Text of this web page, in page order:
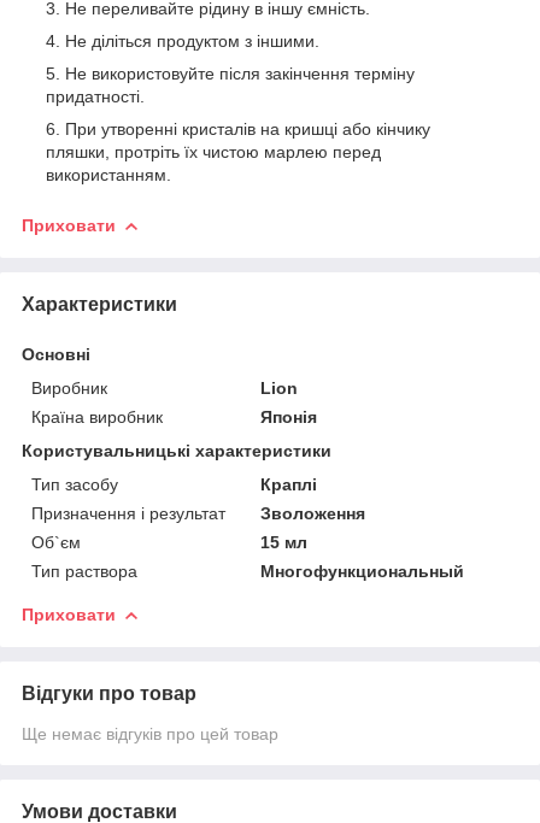
Не переливайте рідину в іншу ємність.
Не діліться продуктом з іншими.
Не використовуйте після закінчення терміну
придатності.
При утворенні кристалів на кришці або кінчику
пляшки, протріть їх чистою марлею перед
використанням.
Приховати
Характеристики
Основні
Виробник
Lion
Країна виробник
Японія
Користувальницькі характеристики
Тип засобу
Краплі
Призначення і результат
Зволоження
Об`єм
15 мл
Тип раствора
Многофункциональный
Приховати
Відгуки про товар
Ще немає відгуків про цей товар
Умови доставки